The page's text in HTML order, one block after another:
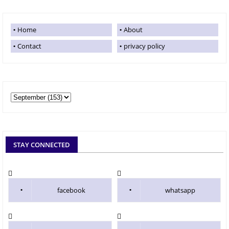
Home
About
Contact
privacy policy
STAY CONNECTED
facebook whatsapp